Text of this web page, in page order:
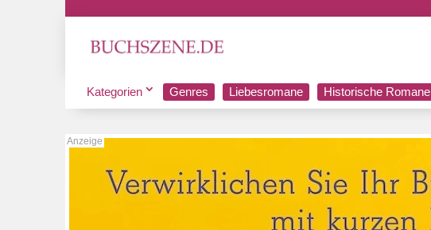
Kategorien Genres Liebesromane Historische Romane